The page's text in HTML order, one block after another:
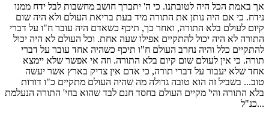
אך באמת הכל היה לטובתנו. כי ה' יתברך חושב מחשבות לבל ידח ממנו
נידח. כי אם היה נותן את התורה מיד בעת בריאת העולם ולא היה שום
קיום לעולם בלא התורה, ואחר כך, תיכף כשאדם היה עובר ח"ו על דברי
התורה לא היה יכול להתקיים אפילו שעה אחת. וכל העולם לא היה יכול
להתקיים כלל והיה נחרב העולם ח"ו תיכף כשהיה אחד עובר על דברי
תורה. כי אין לעולם שום קיום בלא התורה. וזה אי אפשר שלא יימצא
אחד שלא יעבור על דברי תורה, כי אדם אין צדיק בארץ אשר יעשה
טוב... בשביל זה הוא טובה גדולה מה שהיה העולם מתקיים כ"ו דורות
בלא התורה והי' מקיים העולם בחסד חנם לבד שהוא בחי' התורה הנעלמת
כנ"ל...